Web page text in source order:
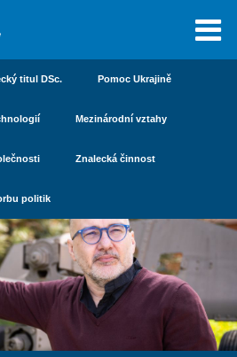
titul DSc. Pomoc Ukrajině
Mezinárodní vztahy
Znalecká činnost
politik